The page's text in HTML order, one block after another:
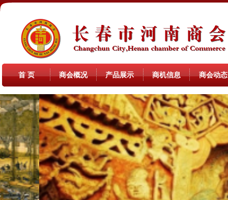
首 页 商会概况 产品展示 商机信息 商会动态